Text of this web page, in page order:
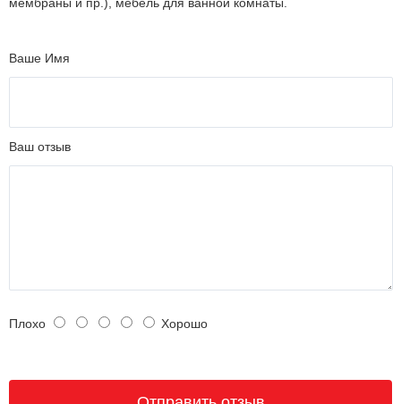
мембраны и пр.), мебель для ванной комнаты.
Ваше Имя
Ваш отзыв
Плохо Хорошо